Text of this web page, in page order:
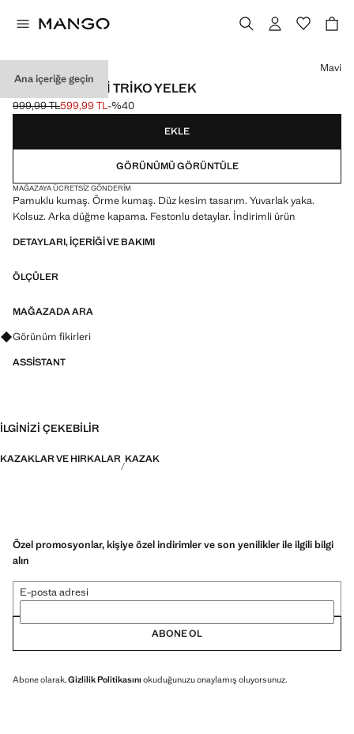
Ana içeriğe geçin
ÖRGÜ DESENLI TRIKO YELEK
Üstü çizili ilk fiyat [999,99 TL ]
999,99 TL
Güncel fiyat [599,99 TL ]
599,99 TL-%40
Bir renk seçin
Mavi
EKLE
GÖRÜNÜMÜ GÖRÜNTÜLE
MAĞAZAYA ÜCRETSIZ GÖNDERIM
Pamuklu kumaş. Örme kumaş. Düz kesim tasarım. Yuvarlak yaka.
Kolsuz. Arka düğme kapama. Festonlu detaylar. İndirimli ürün
DETAYLARI, IÇERIĞI VE BAKIMI
ÖLÇÜLER
MAĞAZADA ARA
Görünümler, ürünler ve trendler hakkında sorular sorun
Görünüm fikirleri
ASSISTANT
İLGINIZI ÇEKEBILIR
KAZAKLAR VE HIRKALAR KAZAK
Özel promosyonlar, kişiye özel indirimler ve son yenilikler ile ilgili bilgi
alın
E-posta adresi
ABONE OL
Abone olarak,Gizlilik Politikasını okuduğunuzu onaylamış oluyorsunuz.